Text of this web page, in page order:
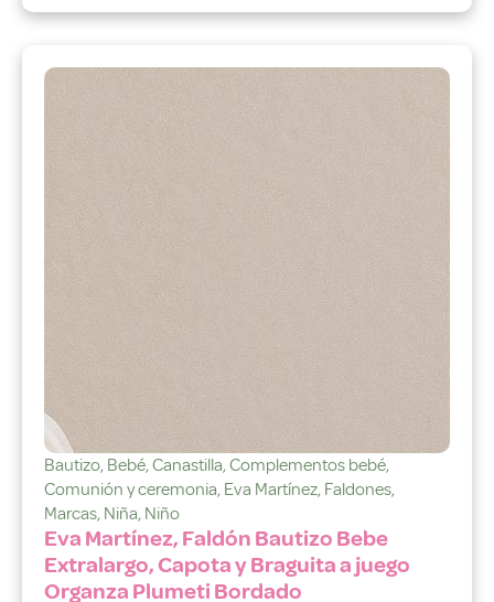
Bautizo, Bebé,Canastilla,Complementos bebé,
Comunión y ceremonia, Eva Martínez, Faldones,
Marcas, Niña, Niño
Eva Martínez, Faldón Bautizo Bebe
Extralargo, Capota y Braguita a juego
Organza Plumeti Bordado